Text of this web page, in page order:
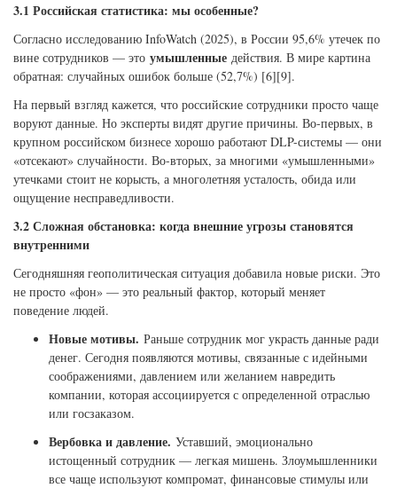
3.1 Российская статистика: мы особенные?
Согласно исследованию InfoWatch (2025), в России 95,6% утечек по
вине сотрудников — это умышленные действия. В мире картина
обратная: случайных ошибок больше (52,7%) [6][9].
На первый взгляд кажется, что российские сотрудники просто чаще
воруют данные. Но эксперты видят другие причины. Во-первых, в
крупном российском бизнесе хорошо работают DLP-системы — они
«отсекают» случайности. Во-вторых, за многими «умышленными»
утечками стоит не корысть, а многолетняя усталость, обида или
ощущение несправедливости.
3.2 Сложная обстановка: когда внешние угрозы становятся
внутренними
Сегодняшняя геополитическая ситуация добавила новые риски. Это
не просто «фон» — это реальный фактор, который меняет
поведение людей.
Новые мотивы. Раньше сотрудник мог украсть данные ради
денег. Сегодня появляются мотивы, связанные с идейными
соображениями, давлением или желанием навредить
компании, которая ассоциируется с определенной отраслью
или госзаказом.
Вербовка и давление. Уставший, эмоционально
истощенный сотрудник — легкая мишень. Злоумышленники
все чаще используют компромат, финансовые стимулы или